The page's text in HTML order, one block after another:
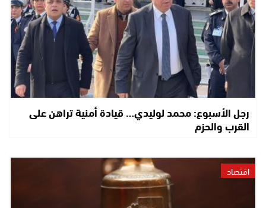
رجل الأسبوع: محمد لوليدي… قيادة أمنية تراهن على
القرب والحزم
اقتصاد